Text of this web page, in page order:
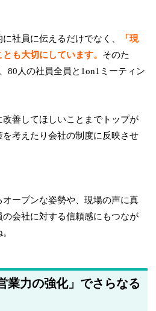
社員に伝えるだけでなく、
「現
も大切にしています。 そのた
80人の社員全員と1on1ミーティン
善してほしいことまでトップが
考えたり会社の制度に反映させ
ープンな姿勢や、現場の声に真
会社に対する信頼感にもつなが
業力の強化」でさらなる